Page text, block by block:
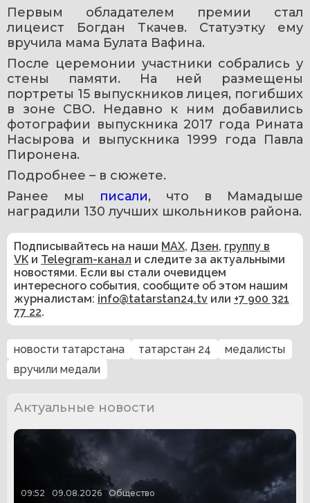
Первым обладателем премии стал
лицеист Богдан Ткачев. Статуэтку ему
вручила мама Булата Вафина.
После церемонии участники собрались у
стены памяти. На ней размещены
портреты 15 выпускников лицея, погибших
в зоне СВО. Недавно к ним добавились
фотографии выпускника 2017 года Рината
Насырова и выпускника 1999 года Павла
Пиронена.
Подробнее – в сюжете.
Ранее мы писали, что в Мамадыше
наградили 130 лучших школьников района.
Подписывайтесь на наши MAX, Дзен, группу в
VK и Telegram-канал и следите за актуальными
новостями. Если вы стали очевидцем
интересного события, сообщите об этом нашим
журналистам: info@tatarstan24.tv или +7 900 321
77 22.
новости татарстана татарстан 24
медалисты
вручили медали
Актуальные новости
09:52 09.08.2026 Общество